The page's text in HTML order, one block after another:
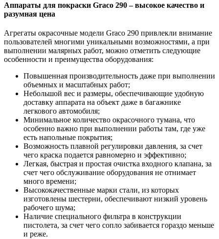
Аппараты для покраски Graco 290 – высокое качество и
разумная цена
Агрегаты окрасочные модели Graco 290 привлекли внимание
пользователей многими уникальными возможностями, а при
выполнении малярных работ, можно отметить следующие
особенности и преимущества оборудования:
Повышенная производительность даже при выполнении
объемных и масштабных работ;
Небольшой вес и размеры, обеспечивающие удобную
доставку аппарата на объект даже в багажнике
легкового автомобиля;
Минимальное количество окрасочного тумана, что
особенно важно при выполнении работы там, где уже
есть напольные покрытия;
Возможность плавной регулировки давления, за счет
чего краска подается равномерно и эффективно;
Легкая, быстрая и простая очистка входного клапана, за
счет чего обслуживание оборудования не отнимает
много времени;
Высококачественные марки стали, из которых
изготовлены шестерни, обеспечивают низкий уровень
рабочего шума;
Наличие специального фильтра в конструкции
пистолета, за счет чего сопло забивается гораздо меньше
и реже.